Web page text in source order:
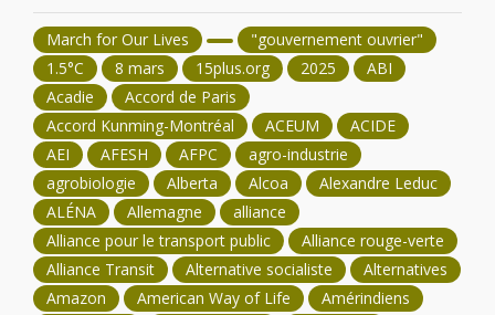
March for Our Lives
"gouvernement ouvrier"
1.5°C
8 mars 15plus.org 2025
ABI
Acadie
Accord de Paris
Accord Kunming-Montréal
ACEUM
ACIDE
AEI
AFESH AFPC
agro-industrie
agrobiologie
Alberta Alcoa
Alexandre Leduc
ALÉNA
Allemagne
alliance
Alliance pour le transport public
Alliance rouge-verte
Alliance Transit
Alternative socialiste
Alternatives
Amazon
American Way of Life
Amérindiens